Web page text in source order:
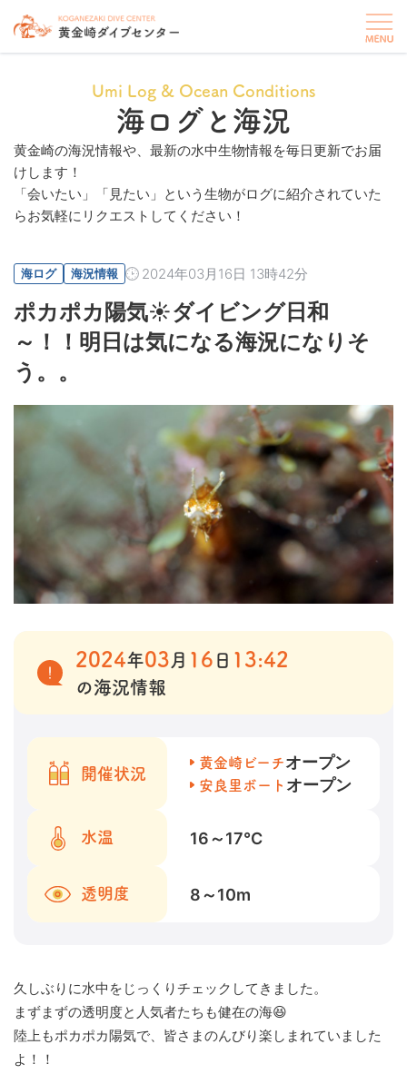
Umi Log & Ocean Conditions
海ログと海況
黄金崎の海況情報や、最新の水中生物情報を毎日更新でお届
けします！
「会いたい」「見たい」という生物がログに紹介されていた
らお気軽にリクエストしてください！
海ログ 海況情報 2024年03月16日 13時42分
ポカポカ陽気☀ダイビング日和
～！！明日は気になる海況になりそ
う。。
2024年03 月 16 日 13:42
の海況情報
開催状況
黄金崎ビーチオープン
安良里ボート オープン
水温 16～17℃
透明度 8～10m
久しぶりに水中をじっくりチェックしてきました。
まずまずの透明度と人気者たちも健在の海😆
陸上もポカポカ陽気で、皆さまのんびり楽しまれていました
よ！！